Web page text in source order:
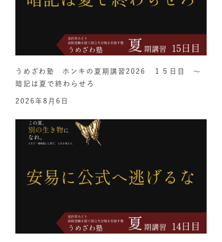
うめざわ塾 ホンキの夏期講習2026 １５日目 ～
暗記は夏で終わらせろ
2026年8月6日